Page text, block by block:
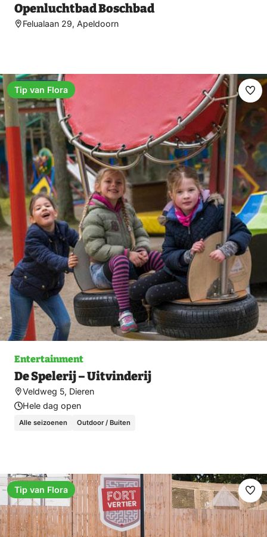
Openluchtbad Boschbad
Felualaan 29, Apeldoorn
Entertainment
De Spelerij – Uitvinderij
Veldweg 5, Dieren
Hele dag open
Alle seizoenen Outdoor / Buiten
Tip van Flora
Tip van Flora